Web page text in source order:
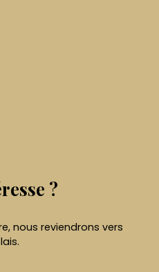
?
nous reviendrons vers